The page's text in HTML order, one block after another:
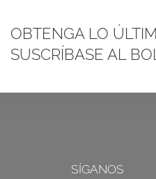
en U
OBTENGA LO
SUSCRÍBASE AL
SÍGANOS